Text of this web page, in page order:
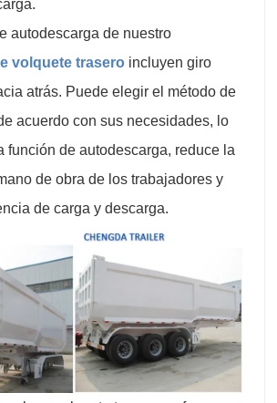
autodescarga de nuestro
volquete trasero incluyen giro
atrás. Puede elegir el método de
acuerdo con sus necesidades, lo
función de autodescarga, reduce la
de obra de los trabajadores y
de carga y descarga.